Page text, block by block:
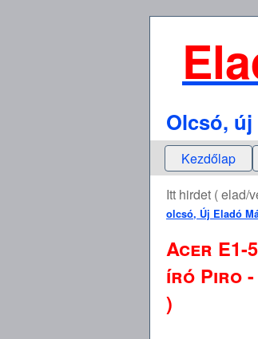
Olcsó,
Kezdőlap
Itt hirdet ( elad/
olcsó, Új Eladó
Acer E1-
író Piro -
)